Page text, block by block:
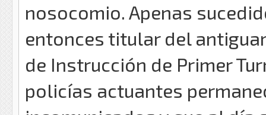
nosocomio. Apenas
entonces titular del
de Instrucción de Primer
policías actuantes